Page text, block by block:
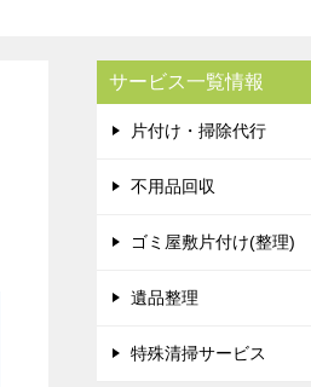
サービス一覧情報
片付け・掃除代行
不用品回収
ゴミ屋敷片付け(整理)
遺品整理
特殊清掃サービス